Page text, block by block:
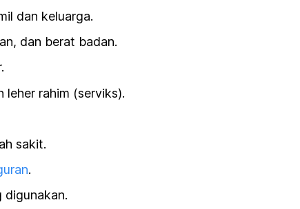
dan keluarga.
dan berat badan.
leher rahim (serviks).
sakit.
.